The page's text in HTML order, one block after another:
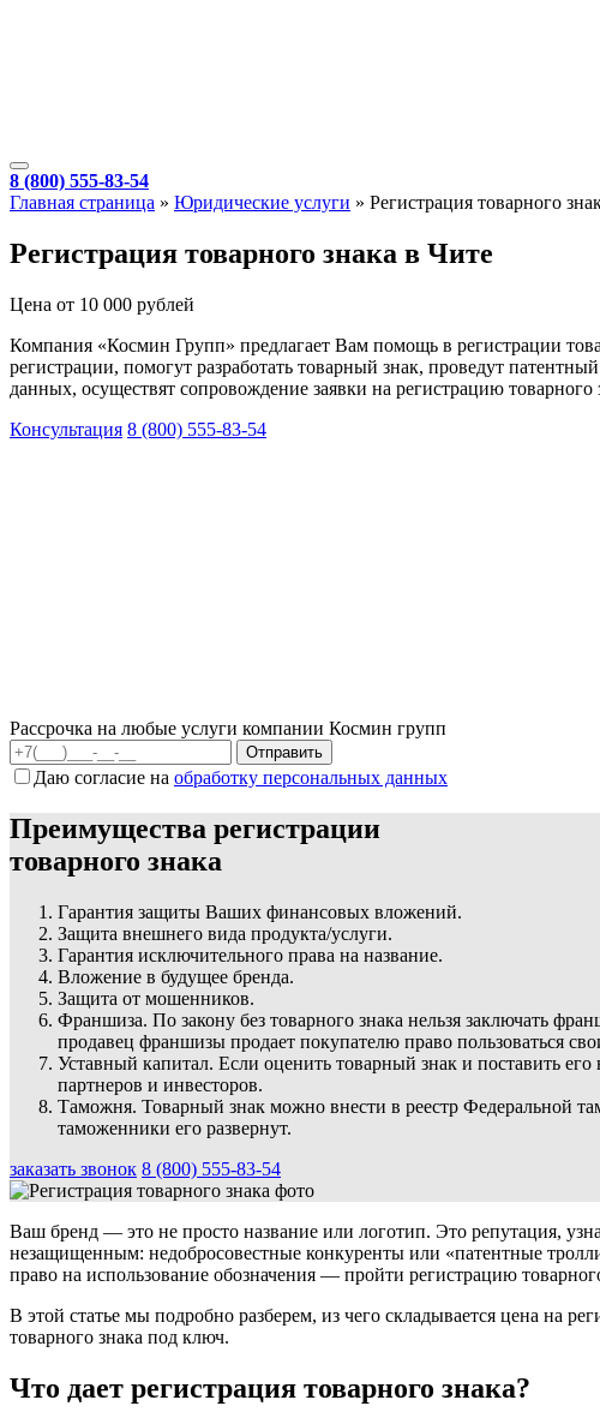
8 (800) 555-83-54
Главная страница » Юридические услуги » Регистрация товарного
Регистрация товарного знака в Чите
Цена от 10 000 рублей
Компания «Космин Групп» предлагает Вам помощь в регистрации
регистрации, помогут разработать товарный знак, проведут
данных, осуществят сопровождение заявки на регистрацию
Консультация 8 (800) 555-83-54
Рассрочка на любые услуги компании Космин групп
Даю согласие на обработку персональных данных
Преимущества регистрации
товарного знака
Гарантия защиты Ваших финансовых вложений.
Защита внешнего вида продукта/услуги.
Гарантия исключительного права на название.
Вложение в будущее бренда.
Защита от мошенников.
Франшиза. По закону без товарного знака нельзя заключать
продавец франшизы продает покупателю право пользоваться
Уставный капитал. Если оценить товарный знак и поставить
партнеров и инвесторов.
Таможня. Товарный знак можно внести в реестр Федеральной
таможенники его развернут.
заказать звонок 8 (800) 555-83-54
Ваш бренд — это не просто название или логотип. Это репутация,
незащищенным: недобросовестные конкуренты или «патентные
право на использование обозначения — пройти регистрацию
В этой статье мы подробно разберем, из чего складывается цена на
товарного знака под ключ.
Что дает регистрация товарного знака?